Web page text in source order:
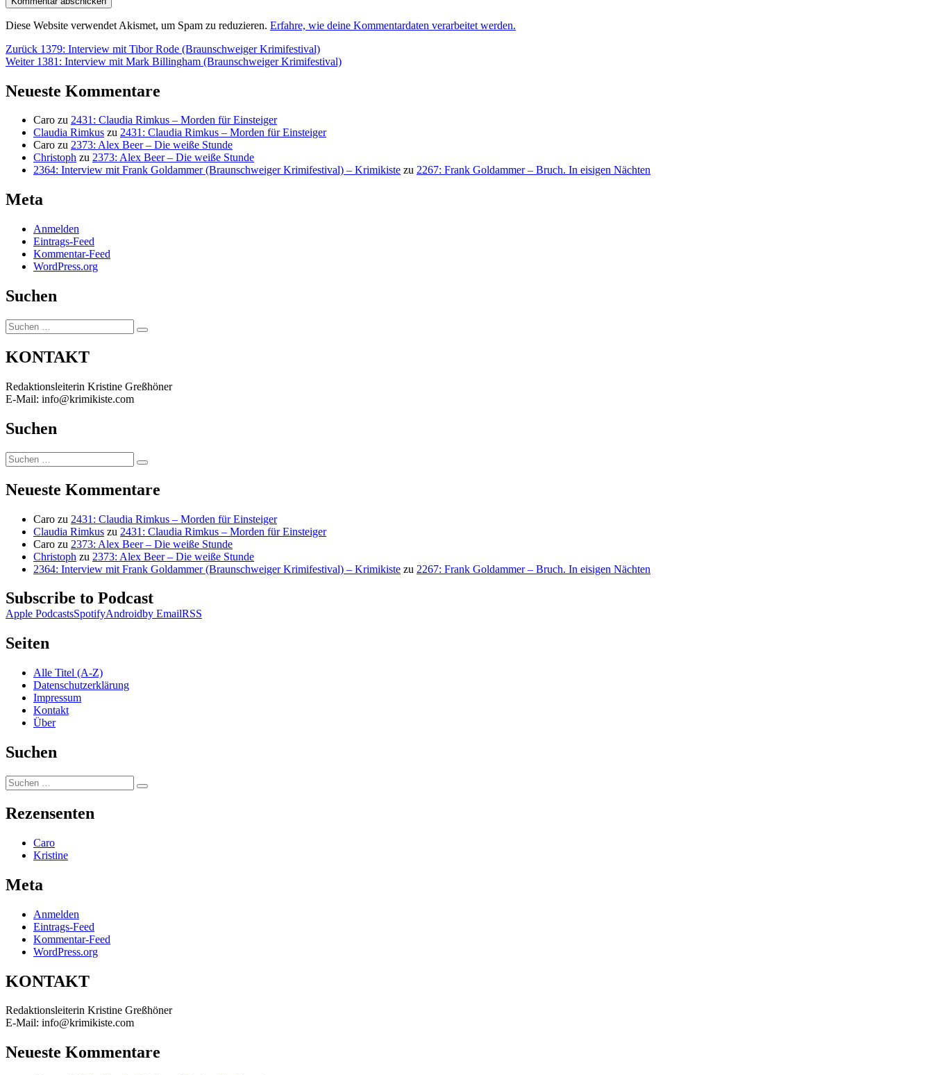
Diese Website verwendet Akismet, um Spam zu reduzieren. Erfahre, wie deine Kommentardaten verarbeitet werden.
Beitragsnavigation
Zurück Vorheriger
Beitrag:
1379: Interview mit Tibor Rode (Braunschweiger Krimifestival)
Weiter Nächster
1381: Interview mit Mark Billingham (Braunschweiger Krimifestival)
Neueste Kommentare
Caro zu 2431: Claudia Rimkus – Morden für Einsteiger
Claudia Rimkus zu 2431: Claudia Rimkus – Morden für Einsteiger
Caro zu 2373: Alex Beer – Die weiße Stunde
Christoph zu 2373: Alex Beer – Die weiße Stunde
2364: Interview mit Frank Goldammer (Braunschweiger Krimifestival) – Krimikiste zu 2267: Frank Goldammer – Bruch. In eisigen Nächten
Meta
Anmelden
Eintrags-Feed
Kommentar-Feed
WordPress.org
Suchen
Suchen
nach:
Suchen
KONTAKT
Redaktionsleiterin Kristine Greßhöner
E-Mail: info@krimikiste.com
Suchen
Suchen
nach:
Suchen
Neueste Kommentare
Caro zu 2431: Claudia Rimkus – Morden für Einsteiger
Claudia Rimkus zu 2431: Claudia Rimkus – Morden für Einsteiger
Caro zu 2373: Alex Beer – Die weiße Stunde
Christoph zu 2373: Alex Beer – Die weiße Stunde
2364: Interview mit Frank Goldammer (Braunschweiger Krimifestival) – Krimikiste zu 2267: Frank Goldammer – Bruch. In eisigen Nächten
Subscribe to Podcast
Apple PodcastsSpotifyAndroidby EmailRSS
Seiten
Alle Titel (A-Z)
Datenschutzerklärung
Impressum
Kontakt
Über
Suchen
Suchen
nach:
Suchen
Rezensenten
Caro
Kristine
Meta
Anmelden
Eintrags-Feed
Kommentar-Feed
WordPress.org
KONTAKT
Redaktionsleiterin Kristine Greßhöner
E-Mail: info@krimikiste.com
Neueste Kommentare